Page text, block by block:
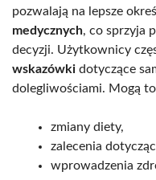
pozwalają na lepsze
medycznych, co sprzyja
decyzji. Użytkownicy
wskazówki dotyczące
dolegliwościami. Mogą
zmiany diety,
zalecenia
wprowadzenia